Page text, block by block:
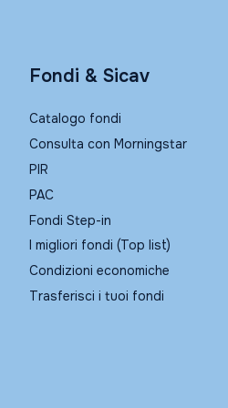
Fondi & Sicav
Catalogo fondi
Consulta con Morningstar
PIR
PAC
Fondi Step-in
I migliori fondi (Top list)
Condizioni economiche
Trasferisci i tuoi fondi